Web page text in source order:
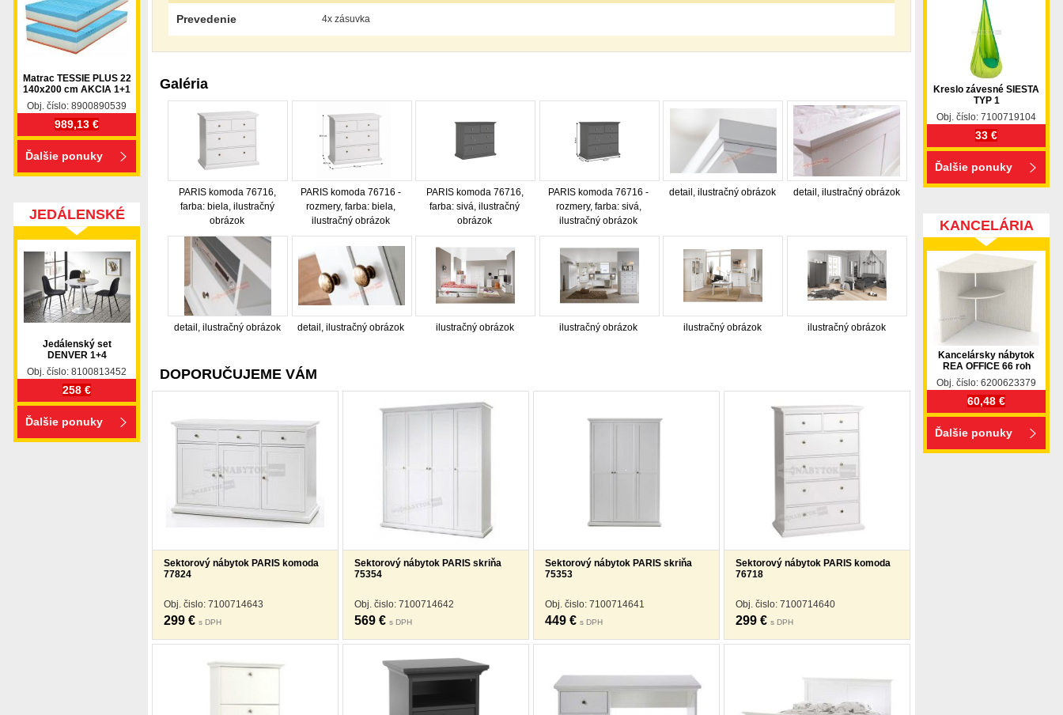
Prevedenie 4x zásuvka
Galéria
PARIS komoda 76716,
farba: biela, ilustračný
obrázok
PARIS komoda 76716 -
rozmery, farba: biela,
ilustračný obrázok
PARIS komoda 76716,
farba: sivá, ilustračný
obrázok
PARIS komoda 76716 -
rozmery, farba: sivá,
ilustračný obrázok
detail, ilustračný obrázok detail, ilustračný obrázok
detail, ilustračný obrázok detail, ilustračný obrázok ilustračný obrázok ilustračný obrázok ilustračný obrázok ilustračný obrázok
DOPORUČUJEME VÁM
Sektorový nábytok PARIS komoda
77824
Obj. čislo: 7100714643
299 € s DPH
Sektorový nábytok PARIS skriňa
75354
Obj. čislo: 7100714642
569 € s DPH
Sektorový nábytok PARIS skriňa
75353
Obj. čislo: 7100714641
449 € s DPH
Sektorový nábytok PARIS komoda
76718
Obj. čislo: 7100714640
299 € s DPH
Matrac TESSIE PLUS 22
140x200 cm AKCIA 1+1
Obj. číslo: 8900890539
989,13 €
Ďalšie ponuky
JEDÁLENSKÉ
SETY
Jedálenský set
DENVER 1+4
Obj. číslo: 8100813452
258 €
Ďalšie ponuky
Kreslo závesné SIESTA
TYP 1
Obj. číslo: 7100719104
33 €
Ďalšie ponuky
KANCELÁRIA
Kancelársky nábytok
REA OFFICE 66 roh
Obj. číslo: 6200623379
60,48 €
Ďalšie ponuky